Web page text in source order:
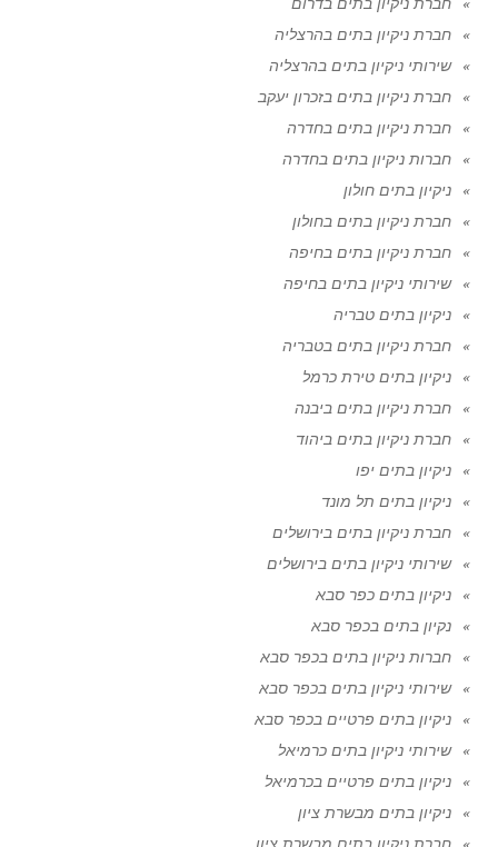
חברת ניקיון בתים בהרצליה
שירותי ניקיון בתים בהרצליה
חברת ניקיון בתים בזכרון יעקב
חברת ניקיון בתים בחדרה
חברות ניקיון בתים בחדרה
ניקיון בתים חולון
חברת ניקיון בתים בחולון
חברת ניקיון בתים בחיפה
שירותי ניקיון בתים בחיפה
ניקיון בתים טבריה
חברת ניקיון בתים בטבריה
ניקיון בתים טירת כרמל
חברת ניקיון בתים ביבנה
חברת ניקיון בתים ביהוד
ניקיון בתים יפו
ניקיון בתים תל מונד
חברת ניקיון בתים בירושלים
שירותי ניקיון בתים בירושלים
ניקיון בתים כפר סבא
נקיון בתים בכפר סבא
חברות ניקיון בתים בכפר סבא
שירותי ניקיון בתים בכפר סבא
ניקיון בתים פרטיים בכפר סבא
שירותי ניקיון בתים כרמיאל
ניקיון בתים פרטיים בכרמיאל
ניקיון בתים מבשרת ציון
חברת ניקיון בתים מבשרת ציון